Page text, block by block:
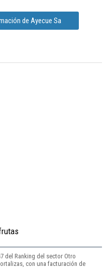
de Ayecue Sa
del Ranking del sector Otro
con una facturación de